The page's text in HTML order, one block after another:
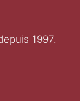
1997.